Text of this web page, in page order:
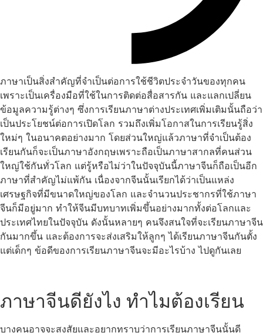
ภาษาเป็นสิ่งสำคัญที่จำเป็นต่อการใช้ชีวิตประจำวันของทุกคน
เพราะเป็นเครื่องมือที่ใช้ในการติดต่อสื่อสารกัน และแลกเปลี่ยน
ข้อมูลความรู้ต่างๆ ซึ่งการเรียนภาษาต่างประเทศเพิ่มเติมนั้นถือว่า
เป็นประโยชน์ต่อการเปิดโลก รวมถึงเพิ่มโอกาสในการเรียนรู้สิ่ง
ใหม่ๆ ในอนาคตอย่างมาก โดยส่วนใหญ่แล้วภาษาที่จำเป็นต้อง
เรียนกันก็จะเป็นภาษาอังกฤษเพราะถือเป็นภาษาสากลที่คนส่วน
ใหญ่ใช้กันทั่วโลก แต่รู้หรือไม่ว่าในปัจจุบันนี้ภาษาจีนก็ถือเป็นอีก
ภาษาที่สำคัญไม่แพ้กัน เนื่องจากจีนนั้นเรียกได้ว่าเป็นแหล่ง
เศรษฐกิจที่มีขนาดใหญ่ของโลก และจำนวนประชากรที่ใช้ภาษา
จีนก็มีอยู่มาก ทำให้จีนมีบทบาทเพิ่มขึ้นอย่างมากทั้งต่อโลกและ
ประเทศไทยในปัจจุบัน ดังนั้นหลายๆ คนจึงสนใจที่จะเรียนภาษาจีน
กันมากขึ้น และต้องการจะส่งเสริมให้ลูกๆ ได้เรียนภาษาจีนกันตั้ง
แต่เด็กๆ ข้อดีของการเรียนภาษาจีนจะมีอะไรบ้าง ไปดูกันเลย
ภาษาจีนดียังไง ทำไมต้องเรียน
บางคนอาจจะสงสัยและอยากทราบว่าการเรียนภาษาจีนนั้นดี